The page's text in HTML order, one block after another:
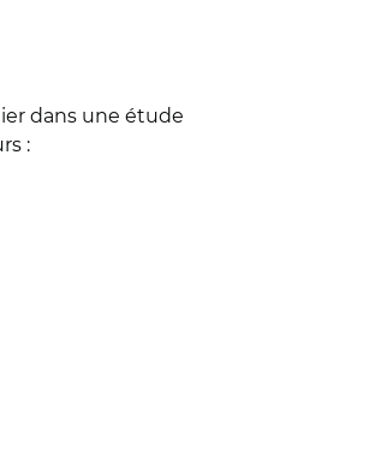
dans une étude
: